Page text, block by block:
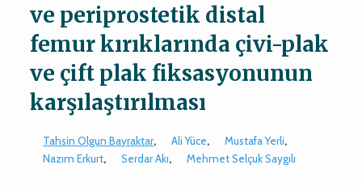
ve periprostetik distal
femur kırıklarında çivi-plak
ve çift plak fiksasyonunun
karşılaştırılması
Tahsin Olgun Bayraktar, Ali Yüce, Mustafa Yerli,
Nazım Erkurt, Serdar Akı, Mehmet Selçuk Saygılı